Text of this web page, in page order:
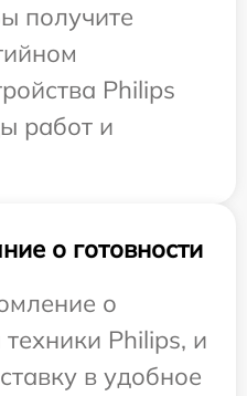
получите
Philips
работ и
о готовности
о
Philips, и
в удобное